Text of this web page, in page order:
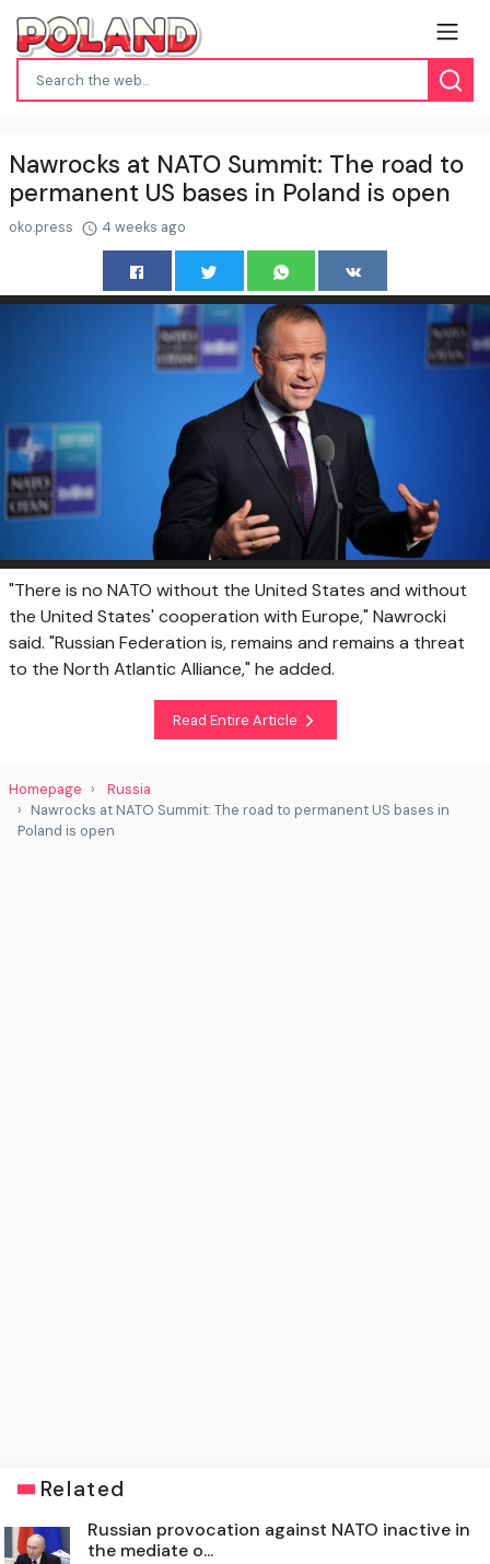
Nawrocks at NATO Summit: The road to
permanent US bases in Poland is open
oko.press 4 weeks ago
"There is no NATO without the United States and without
the United States' cooperation with Europe," Nawrocki
said. "Russian Federation is, remains and remains a threat
to the North Atlantic Alliance," he added.
Read Entire Article
Homepage
Russia
Nawrocks at NATO Summit: The road to permanent US bases in
Poland is open
Related
Russian provocation against NATO inactive in
the mediate o...